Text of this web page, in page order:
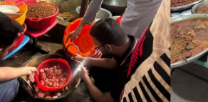
খেলা
বিনোদন
লাইফ
স্টাইল